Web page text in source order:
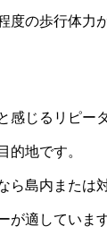
度の歩行体力
感じるリピ
的地です。
ら島内また
が適していま